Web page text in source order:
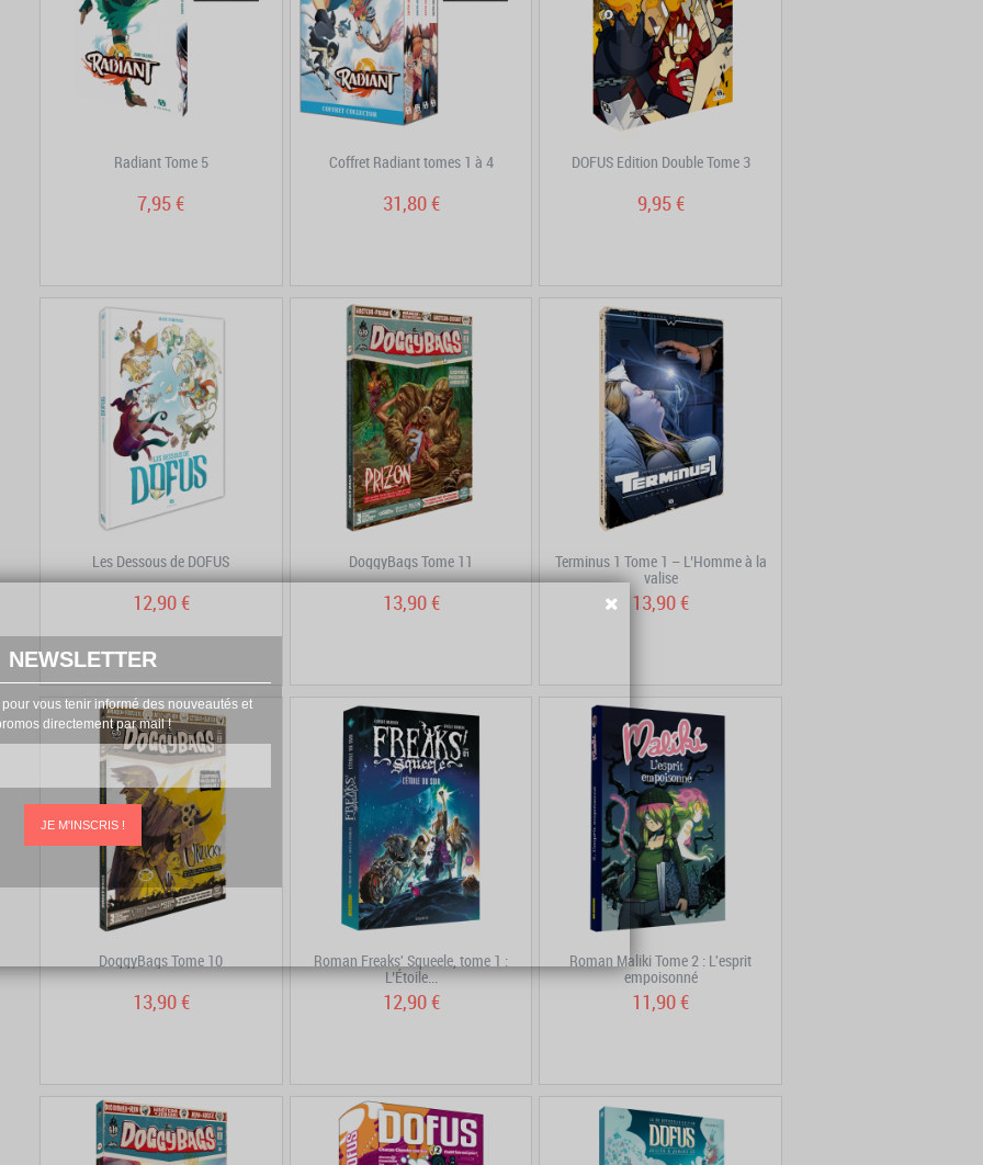
NEWSLETTER
pour vous tenir informé des nouveautés et
directement par mail !
JE M'INSCRIS !
Radiant Tome 5
7,95 €
Coffret Radiant tomes 1 à 4
31,80 €
DOFUS Edition Double Tome 3
9,95 €
Les Dessous de DOFUS
12,90 €
DoggyBags Tome 11
13,90 €
Terminus 1 Tome 1 – L’Homme à la
valise
13,90 €
DoggyBags Tome 10
13,90 €
Roman Freaks' Squeele, tome 1 :
L’Étoile...
12,90 €
Roman Maliki Tome 2 : L'esprit
empoisonné
11,90 €